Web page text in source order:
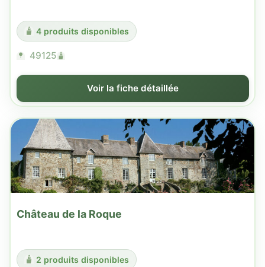
4 produits disponibles
49125
Voir la fiche détaillée
Château de la Roque
2 produits disponibles